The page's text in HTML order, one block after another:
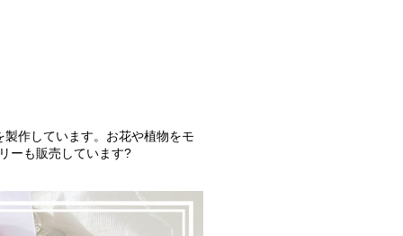
作しています。お花や植物をモ
ーも販売しています?